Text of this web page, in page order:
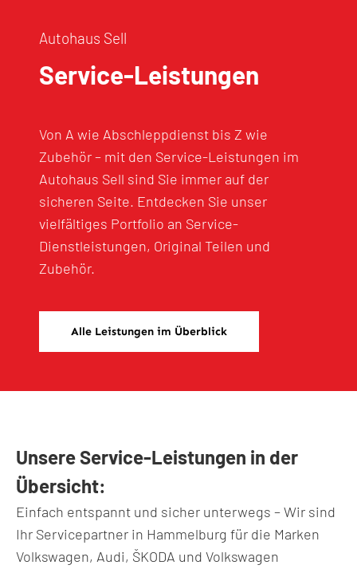
Autohaus Sell
Service-Leistungen
Von A wie Abschleppdienst bis Z wie
Zubehör – mit den Service-Leistungen im
Autohaus Sell sind Sie immer auf der
sicheren Seite. Entdecken Sie unser
vielfältiges Portfolio an Service-
Dienstleistungen, Original Teilen und
Zubehör.
Alle Leistungen im Überblick
Unsere Service-Leistungen in der
Übersicht:
Einfach entspannt und sicher unterwegs – Wir sind
Ihr Servicepartner in Hammelburg für die Marken
Volkswagen, Audi, ŠKODA und Volkswagen